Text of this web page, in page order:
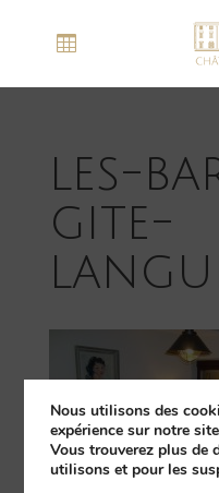
les-
gite-
Nous utilisons des
expérience sur notre
Vous trouverez plus de
utilisons et pour les